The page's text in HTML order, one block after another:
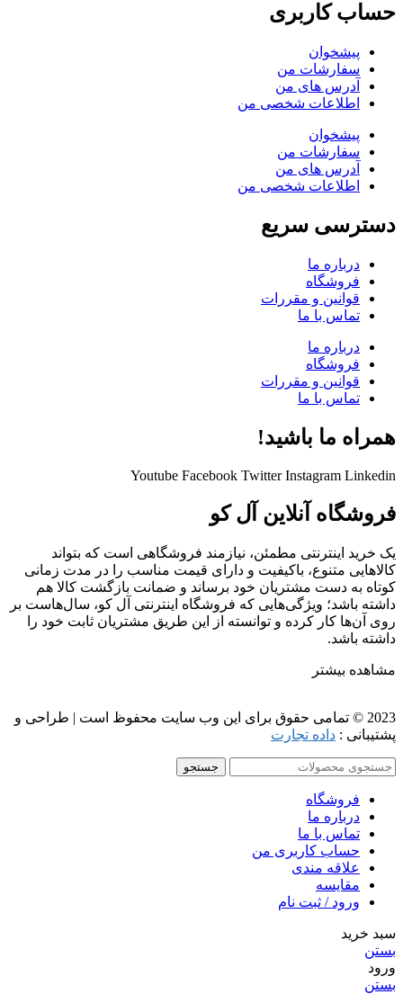
حساب کاربری
پیشخوان
سفارشات من
آدرس های من
اطلاعات شخصی من
پیشخوان
سفارشات من
آدرس های من
اطلاعات شخصی من
دسترسی سریع
درباره ما
فروشگاه
قوانین و مقررات
تماس با ما
درباره ما
فروشگاه
قوانین و مقررات
تماس با ما
همراه ما باشید!
Youtube Facebook Twitter Instagram Linkedin
فروشگاه آنلاین آل کو
یک خرید اینترنتی مطمئن، نیازمند فروشگاهی است که بتواند
کالاهایی متنوع، باکیفیت و دارای قیمت مناسب را در مدت زمانی
کوتاه به دست مشتریان خود برساند و ضمانت بازگشت کالا هم
داشته باشد؛ ویژگی‌هایی که فروشگاه اینترنتی آل کو، سال‌هاست بر
روی آن‌ها کار کرده و توانسته از این طریق مشتریان ثابت خود را
داشته باشد.
مشاهده بیشتر
2023 © تمامی حقوق برای این وب سایت محفوظ است | طراحی و
پشتیبانی : داده تجارت
جستجو
فروشگاه
درباره ما
تماس با ما
حساب کاربری من
علاقه مندی
مقايسه
ورود / ثبت نام
سبد خرید
بستن
ورود
بستن